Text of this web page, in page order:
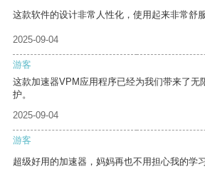
这款软件的设计非常人性化，使用起来非常舒服
2025-09-04
游客
这款加速器VPM应用程序已经为我们带来了无
护。
2025-09-04
游客
超级好用的加速器，妈妈再也不用担心我的学